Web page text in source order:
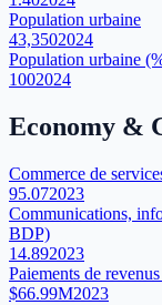
Population urbaine
43,3502024
Population urbaine
1002024
Economy &
Commerce de
95.072023
Communications,
BDP)
14.892023
Paiements de
$66.99M2023